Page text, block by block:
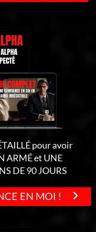
pour avoir
ARMÉ et UNE
DE 90 JOURS
EN MOI !